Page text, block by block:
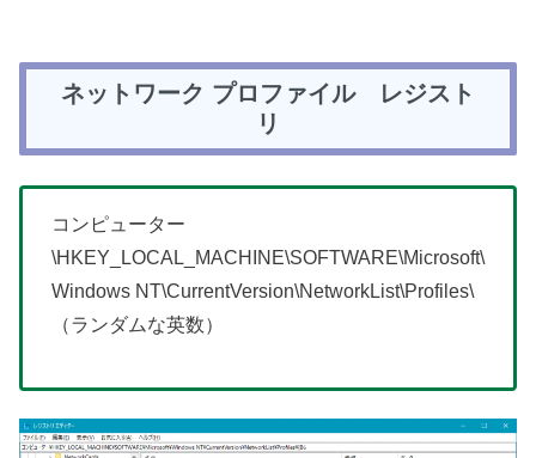
ネットワーク プロファイル レジスト
リ
コンピューター
\HKEY_LOCAL_MACHINE\SOFTWARE\Microsoft\
Windows NT\CurrentVersion\NetworkList\Profiles\
（ランダムな英数）